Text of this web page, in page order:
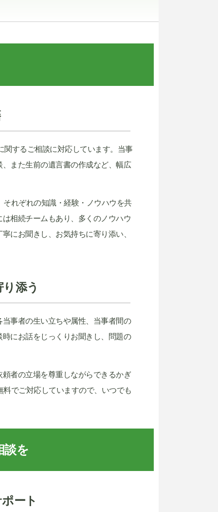
関するご相談に対応しています。当事
また生前の遺言書の作成など、幅広
れぞれの知識・経験・ノウハウを共
相続チームもあり、多くのノウハウ
にお聞きし、お気持ちに寄り添い、
添う
事者の生い立ちや属性、当事者間の
にお話をじっくりお聞きし、問題の
者の立場を尊重しながらできるかぎ
でご対応していますので、いつでも
談を
ート